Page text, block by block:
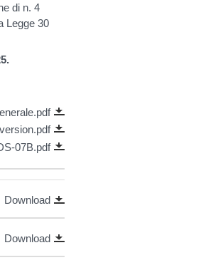
di n. 4
Legge 30
07B.pdf
Download
Download